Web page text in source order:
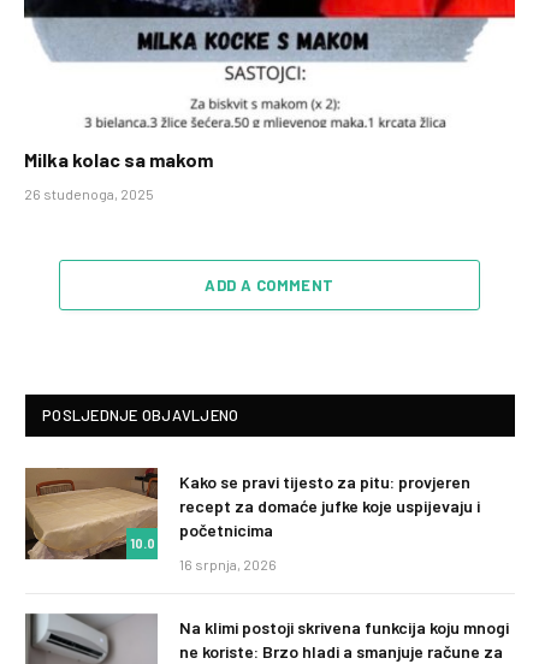
Milka kolac sa makom
26 studenoga, 2025
ADD A COMMENT
POSLJEDNJE OBJAVLJENO
10.0
Kako se pravi tijesto za pitu: provjeren
recept za domaće jufke koje uspijevaju i
početnicima
16 srpnja, 2026
Na klimi postoji skrivena funkcija koju mnogi
ne koriste: Brzo hladi a smanjuje račune za